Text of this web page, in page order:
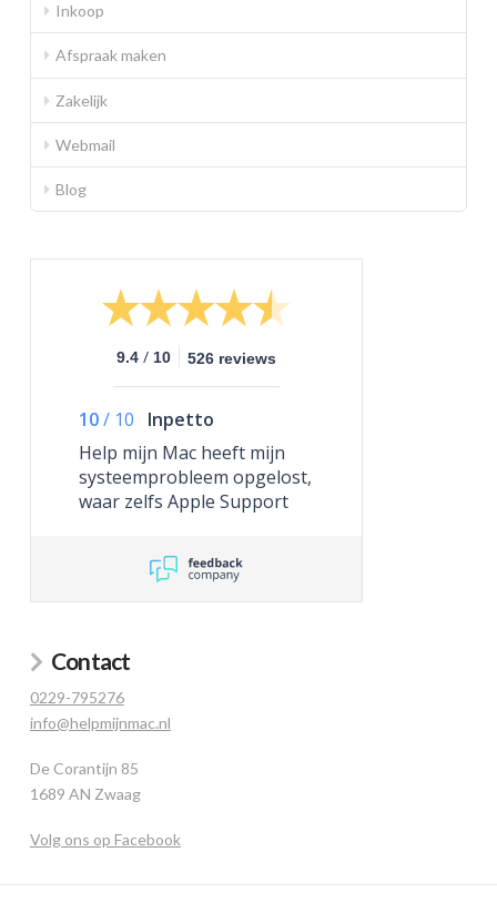
Inkoop
Afspraak maken
Zakelijk
Webmail
Blog
9.4 / 10 526 reviews
10/ 10
Inpetto
Help mijn Mac heeft mijn
systeemprobleem opgelost,
waar zelfs Apple Support
Contact
0229-795276
info@helpmijnmac.nl
De Corantijn 85
1689 AN Zwaag
Volg ons op Facebook